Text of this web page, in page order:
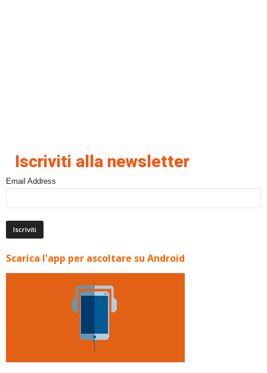
Iscriviti alla newsletter
Email Address
Scarica l'app per ascoltare su Android